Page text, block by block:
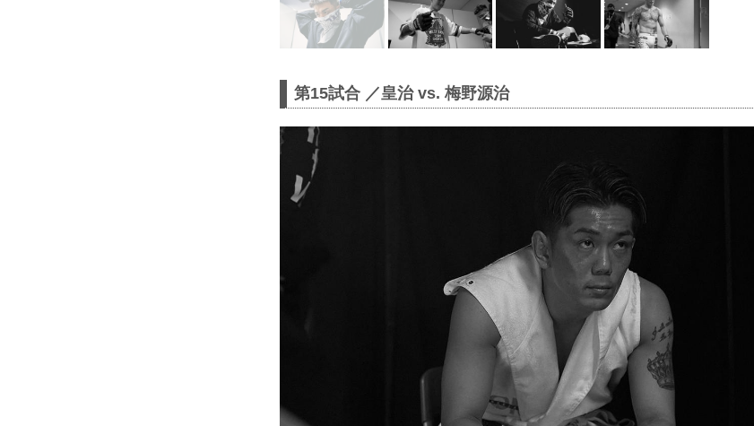
第15試合 ／皇治 vs. 梅野源治